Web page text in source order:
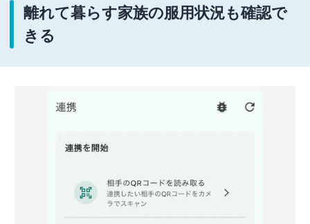
離れて暮らす家族の服用状況も確認で
きる